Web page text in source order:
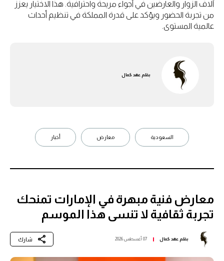
آلاف الزوار والعارضين في أجواء مريحة واحترافية. هذا الاختيار يعزز
من تجربة الحضور ويؤكد على قدرة المملكة في تنظيم أحداث
عالمية المستوى.
بقلم عهد كمال
السعودية معارض أخبار
معارض فنية مبهرة في الإمارات تمنحك
تجربة ثقافية لا تنسى هذا الموسم
بقلمعهد كمال 07 أغسطس 2026 شارك